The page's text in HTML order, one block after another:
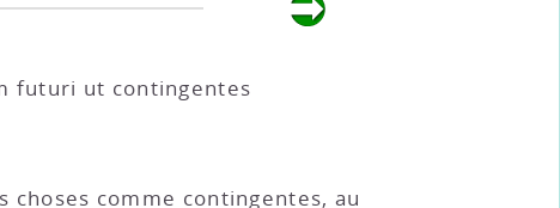
futuri ut contingentes
choses comme contingentes, au